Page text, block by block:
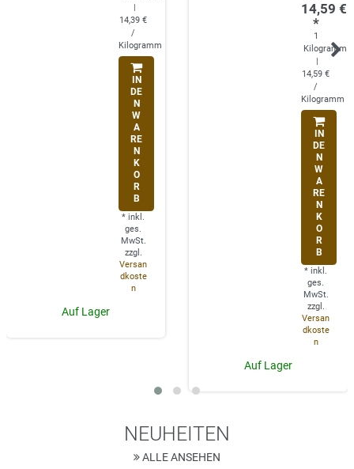
|
14,39 €
/
Kilogramm
IN
DE
N
W
A
RE
N
K
O
R
B
* inkl.
ges.
MwSt.
zzgl.
Versan
dkoste
n
Auf Lager
14,59 €
*
1
Kilogramm
|
14,59 €
/
Kilogramm
IN
DE
N
W
A
RE
N
K
O
R
B
* inkl.
ges.
MwSt.
zzgl.
Versan
dkoste
n
Auf Lager
NEUHEITEN
ALLE ANSEHEN